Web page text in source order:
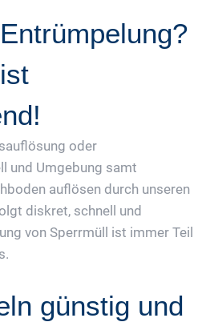
oder
und Umgebung samt
auflösen durch unseren
diskret, schnell und
von Sperrmüll ist immer Teil
günstig und